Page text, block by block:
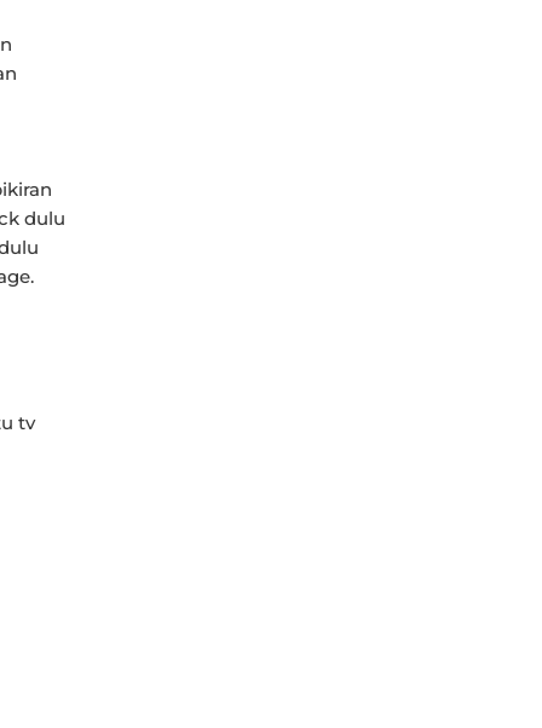
dulu
tv